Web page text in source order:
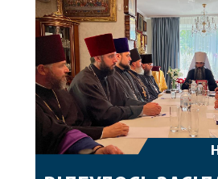
архімандрит Єнох (Торак),
Жмеринського округу
Коромчевський, клірики […]